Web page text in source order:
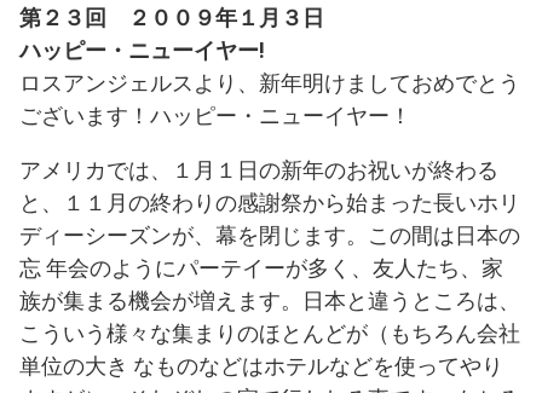
第２３回 ２００９年１月３日
ハッピー・ニューイヤー!
ロスアンジェルスより、新年明けましておめでとう
ございます！ハッピー・ニューイヤー！
アメリカでは、１月１日の新年のお祝いが終わる
と、１１月の終わりの感謝祭から始まった長いホリ
ディーシーズンが、幕を閉じます。この間は日本の
忘 年会のようにパーテイーが多く、友人たち、家
族が集まる機会が増えます。日本と違うところは、
こういう様々な集まりのほとんどが（もちろん会社
単位の大き なものなどはホテルなどを使ってやり